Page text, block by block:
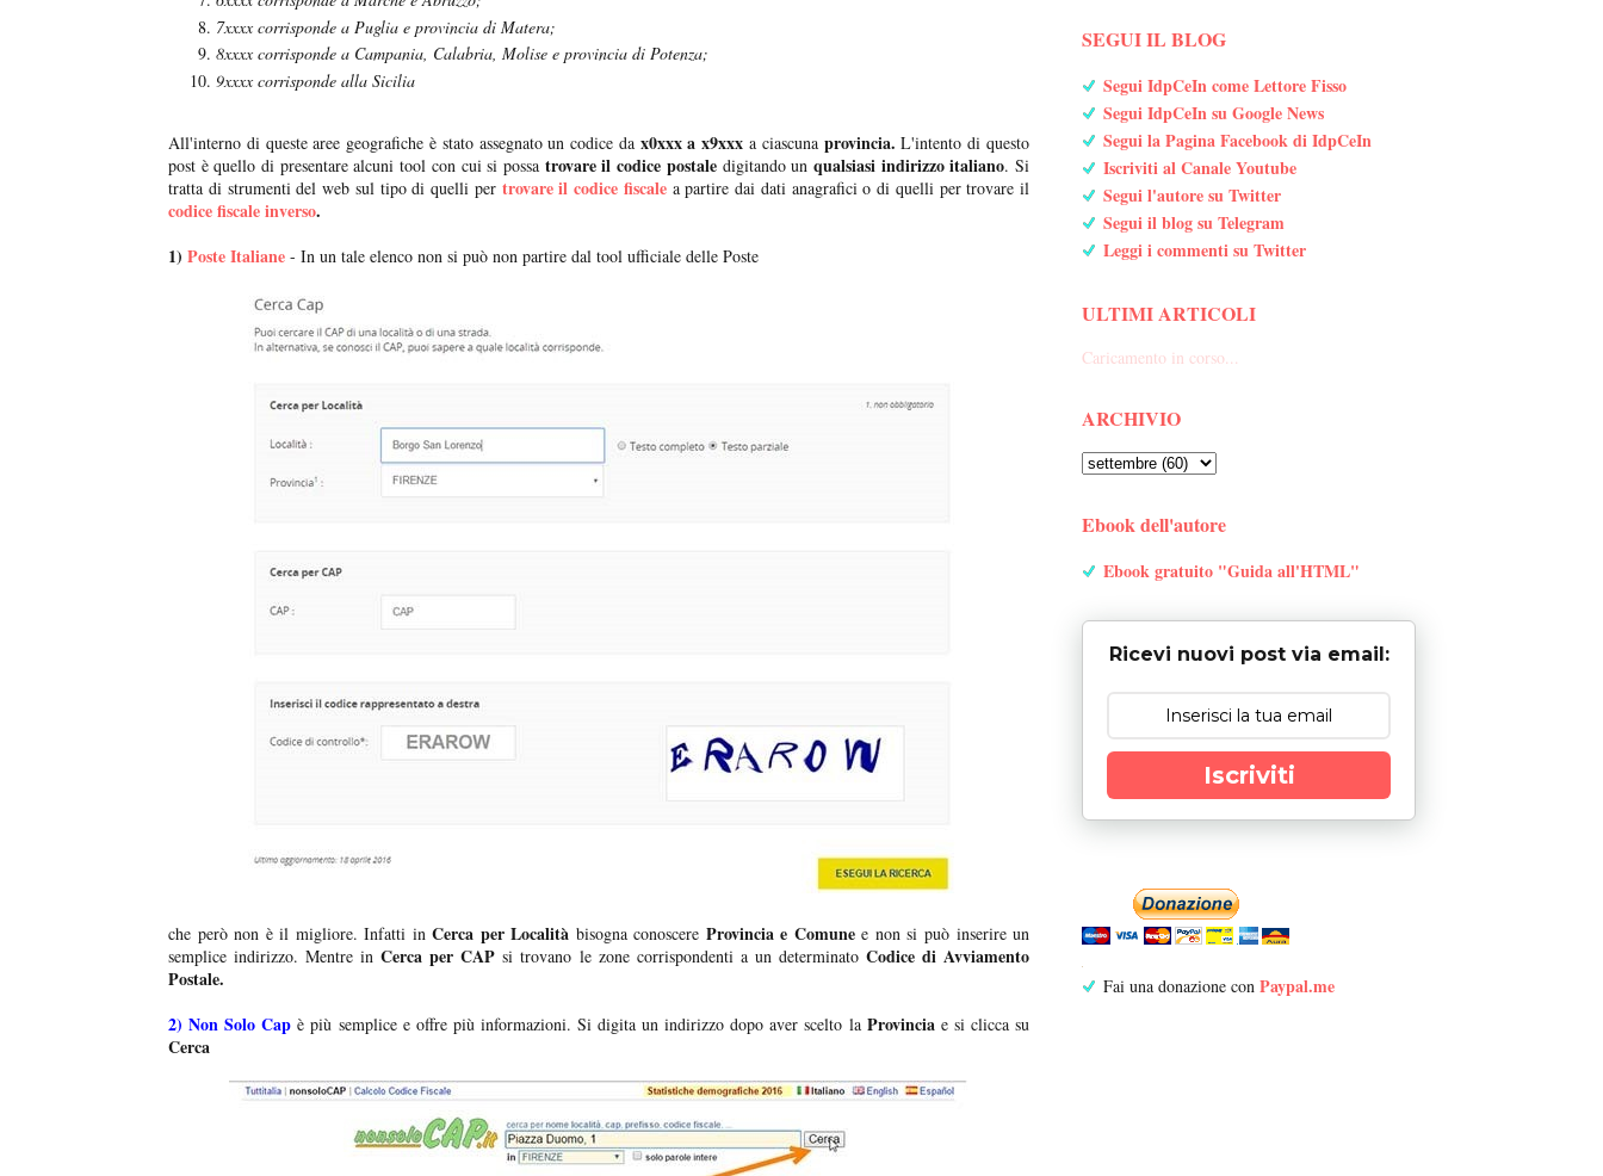
7xxxx corrisponde a Puglia e provincia di Matera;
8xxxx corrisponde a Campania, Calabria, Molise e provincia di Potenza;
9xxxx corrisponde alla Sicilia
All'interno di queste aree geografiche è stato assegnato un codice dax0xxx a x9xxx a ciascuna provincia. L'intento di questo
post è quello di presentare alcuni tool con cui si possa trovare il codice postaledigitando un qualsiasi indirizzo italiano. Si
tratta di strumenti del web sul tipo di quelli per trovare il codice fiscalea partire dai dati anagrafici o di quelli per trovare il
codice fiscale inverso.
1) Poste Italiane - In un tale elenco non si può non partire dal tool ufficiale delle Poste
che però non è il migliore. Infatti inCerca per Località bisogna conoscere Provincia e Comunee non si può inserire un
semplice indirizzo. Mentre inCerca per CAP si trovano le zone corrispondenti a un determinatoCodice di Avviamento
Postale.
2)Non Solo Cap è più semplice e offre più informazioni. Si digita un indirizzo dopo aver scelto la Provincia e si clicca su
Cerca
SEGUI IL BLOG
Segui IdpCeIn come Lettore Fisso
Segui IdpCeIn su Google News
Segui la Pagina Facebook di IdpCeIn
Iscriviti al Canale Youtube
Segui l'autore su Twitter
Segui il blog su Telegram
Leggi i commenti su Twitter
ULTIMI ARTICOLI
Caricamento in corso...
ARCHIVIO
Ebook dell'autore
Ebook gratuito "Guida all'HTML"
Ricevi nuovi post via email:
Iscriviti
Fai una donazione con Paypal.me